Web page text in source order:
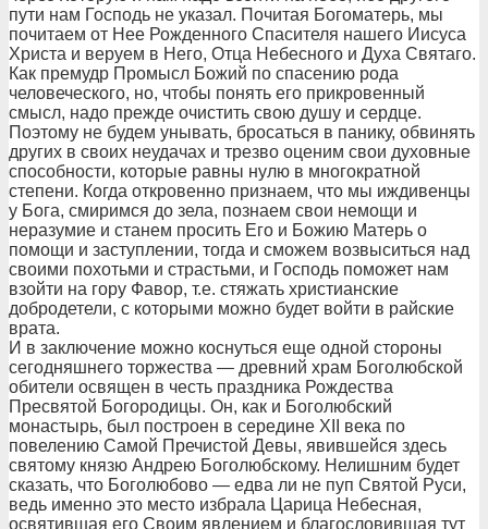
пути нам Господь не указал. Почитая Богоматерь, мы
почитаем от Нее Рожденного Спасителя нашего Иисуса
Христа и веруем в Него, Отца Небесного и Духа Святаго.
Как премудр Промысл Божий по спасению рода
человеческого, но, чтобы понять его прикровенный
смысл, надо прежде очистить свою душу и сердце.
Поэтому не будем унывать, бросаться в панику, обвинять
других в своих неудачах и трезво оценим свои духовные
способности, которые равны нулю в многократной
степени. Когда откровенно признаем, что мы иждивенцы
у Бога, смиримся до зела, познаем свои немощи и
неразумие и станем просить Его и Божию Матерь о
помощи и заступлении, тогда и сможем возвыситься над
своими похотьми и страстьми, и Господь поможет нам
взойти на гору Фавор, т.е. стяжать христианские
добродетели, с которыми можно будет войти в райские
врата.
И в заключение можно коснуться еще одной стороны
сегодняшнего торжества — древний храм Боголюбской
обители освящен в честь праздника Рождества
Пресвятой Богородицы. Он, как и Боголюбский
монастырь, был построен в середине XII века по
повелению Самой Пречистой Девы, явившейся здесь
святому князю Андрею Боголюбскому. Нелишним будет
сказать, что Боголюбово — едва ли не пуп Святой Руси,
ведь именно это место избрала Царица Небесная,
освятившая его Своим явлением и благословившая тут